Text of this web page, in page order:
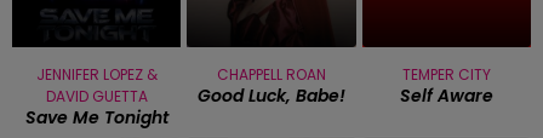
JENNIFER LOPEZ &
DAVID GUETTA
Save Me Tonight
CHAPPELL ROAN
Good Luck, Babe!
TEMPER CITY
Self Aware